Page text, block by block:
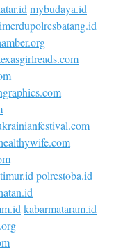
mybudaya.id
polrestoba.id
kabarmataram.id